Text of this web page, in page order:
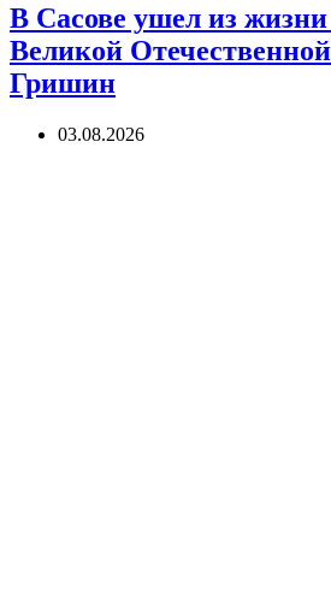
В Сасове ушел из
Великой
Гришин
03.08.2026